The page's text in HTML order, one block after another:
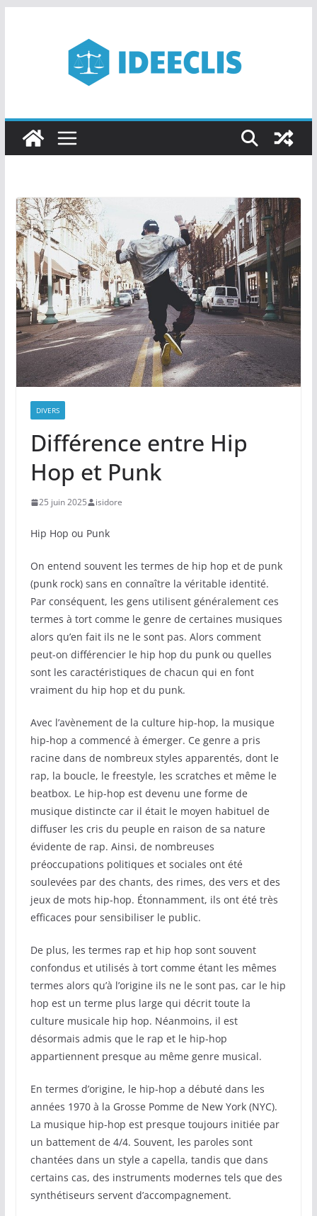
DIVERS
Différence entre Hip
Hop et Punk
25 juin 2025 isidore
Hip Hop ou Punk
On entend souvent les termes de hip hop et de punk
(punk rock) sans en connaître la véritable identité.
Par conséquent, les gens utilisent généralement ces
termes à tort comme le genre de certaines musiques
alors qu’en fait ils ne le sont pas. Alors comment
peut-on différencier le hip hop du punk ou quelles
sont les caractéristiques de chacun qui en font
vraiment du hip hop et du punk.
Avec l’avènement de la culture hip-hop, la musique
hip-hop a commencé à émerger. Ce genre a pris
racine dans de nombreux styles apparentés, dont le
rap, la boucle, le freestyle, les scratches et même le
beatbox. Le hip-hop est devenu une forme de
musique distincte car il était le moyen habituel de
diffuser les cris du peuple en raison de sa nature
évidente de rap. Ainsi, de nombreuses
préoccupations politiques et sociales ont été
soulevées par des chants, des rimes, des vers et des
jeux de mots hip-hop. Étonnamment, ils ont été très
efficaces pour sensibiliser le public.
De plus, les termes rap et hip hop sont souvent
confondus et utilisés à tort comme étant les mêmes
termes alors qu’à l’origine ils ne le sont pas, car le hip
hop est un terme plus large qui décrit toute la
culture musicale hip hop. Néanmoins, il est
désormais admis que le rap et le hip-hop
appartiennent presque au même genre musical.
En termes d’origine, le hip-hop a débuté dans les
années 1970 à la Grosse Pomme de New York (NYC).
La musique hip-hop est presque toujours initiée par
un battement de 4/4. Souvent, les paroles sont
chantées dans un style a capella, tandis que dans
certains cas, des instruments modernes tels que des
synthétiseurs servent d’accompagnement.